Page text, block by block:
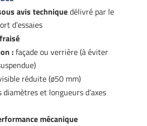
avis techniquedélivré par le
d’essaies
:façade ou verrière (à éviter
réduite (ø50 mm)
diamètres et longueurs d’axes
mécanique